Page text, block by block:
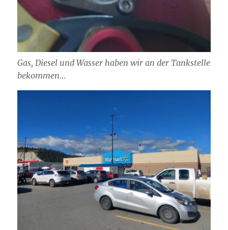
Gas, Diesel und Wasser haben wir an der Tankstelle
bekommen…